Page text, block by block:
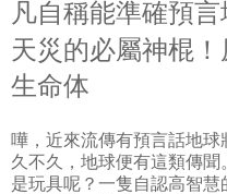
凡自稱能準確預
天災的必屬神棍
生命体
嘩，近來流傳有預言話地
久不久，地球便有這類傳
是玩具呢？一隻自認高智